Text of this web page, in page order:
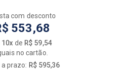
com desconto
553,68
10x de R$ 59,54
no cartão.
prazo: R$ 595,36